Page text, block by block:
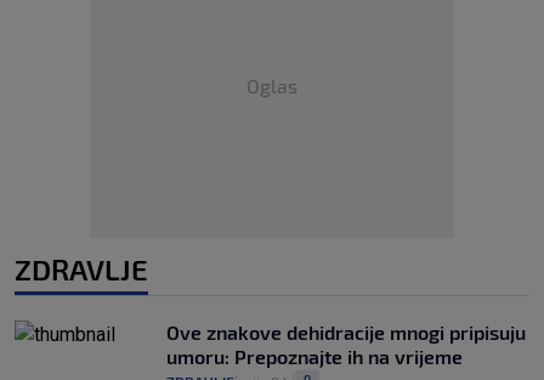
Oglas
ZDRAVLJE
Ove znakove dehidracije mnogi pripisuju
umoru: Prepoznajte ih na vrijeme